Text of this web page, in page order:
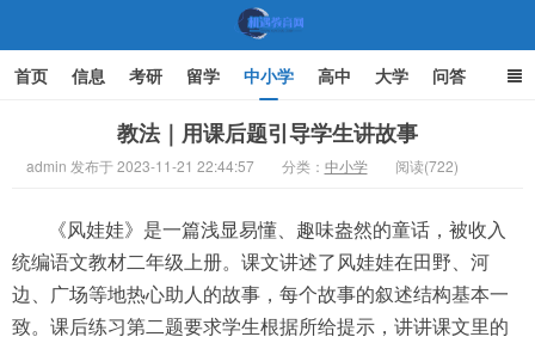
首页 信息 考研 留学 中小学 高中 大学 问答
家庭教育教法｜用课后题引导学生讲故事
admin 发布于 2023-11-21 22:44:57 分类： 中小学 阅读(722)
《风娃娃》是一篇浅显易懂、趣味盎然的童话，被收入
统编语文教材二年级上册。课文讲述了风娃娃在田野、河
边、广场等地热心助人的故事，每个故事的叙述结构基本一
致。课后练习第二题要求学生根据所给提示，讲讲课文里的